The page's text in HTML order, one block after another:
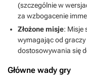
(szczególnie w
za wzbogacenie
Złożone misje: Misje
wymagając od
dostosowywania się
Główne wady gry